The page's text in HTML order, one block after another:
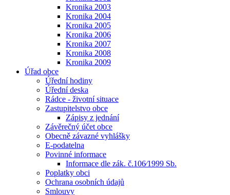
Kronika 2003
Kronika 2004
Kronika 2005
Kronika 2006
Kronika 2007
Kronika 2008
Kronika 2009
Úřad obce
Úřední hodiny
Úřední deska
Rádce - životní situace
Zastupitelstvo obce
Zápisy z jednání
Závěrečný účet obce
Obecně závazné vyhlášky
E-podatelna
Povinné informace
Informace dle zák. č.106⁄1999 Sb.
Poplatky obci
Ochrana osobních údajů
Smlouvy